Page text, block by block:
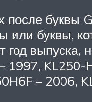
после буквы
или буквы,
год выпуска,
1997, KL250-
– 2006,